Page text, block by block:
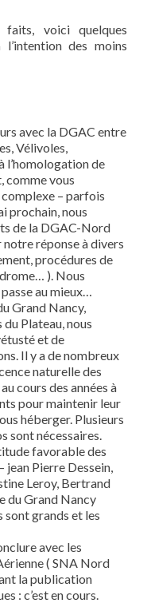
faits, voici quelques
des moins
avec la DGAC entre
Vélivoles,
l’homologation de
comme vous
– parfois
prochain, nous
de la DGAC-Nord
réponse à divers
procédures de
). Nous
au mieux…
Grand Nancy,
Plateau, nous
et de
Il y a de nombreux
naturelle des
cours des années à
pour maintenir leur
héberger. Plusieurs
sont nécessaires.
favorable des
jean Pierre Dessein,
Leroy, Bertrand
du Grand Nancy
sont grands et les
avec les
( SNA Nord
la publication
: c’est en cours.